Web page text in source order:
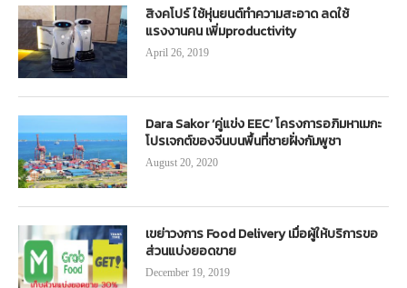
สิงคโปร์ ใช้หุ่นยนต์ทำความสะอาด ลดใช้
แรงงานคน เพิ่มproductivity
April 26, 2019
Dara Sakor ‘คู่แข่ง EEC’ โครงการอภิมหาเมกะ
โปรเจกต์ของจีนบนพื้นที่ชายฝั่งกัมพูชา
August 20, 2020
เขย่าวงการ Food Delivery เมื่อผู้ให้บริการขอ
ส่วนแบ่งยอดขาย
December 19, 2019